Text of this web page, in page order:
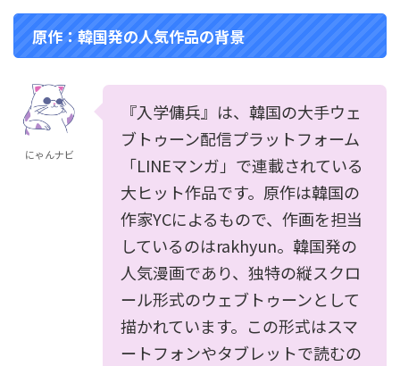
原作：韓国発の人気作品の背景
にゃんナビ
『入学傭兵』は、韓国の大手ウェ
ブトゥーン配信プラットフォーム
「LINEマンガ」で連載されている
大ヒット作品です。原作は韓国の
作家YCによるもので、作画を担当
しているのはrakhyun。韓国発の
人気漫画であり、独特の縦スクロ
ール形式のウェブトゥーンとして
描かれています。この形式はスマ
ートフォンやタブレットで読むの